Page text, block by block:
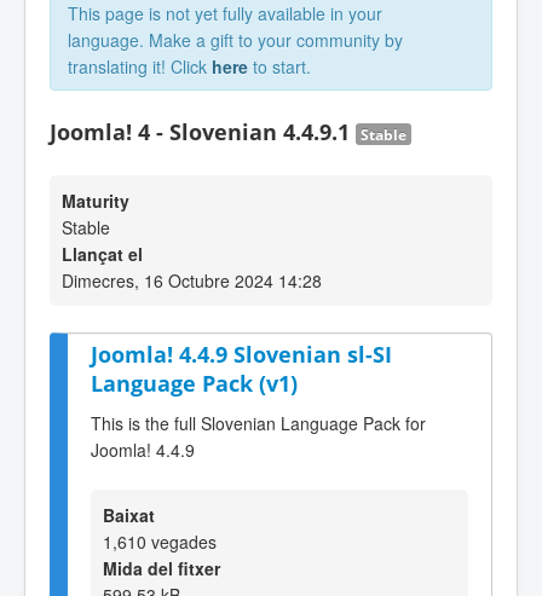
This page is not yet fully available in your
language. Make a gift to your community by
translating it! Click here to start.
Joomla! 4 - Slovenian 4.4.9.1 Stable
Maturity
Stable
Llançat el
Dimecres, 16 Octubre 2024 14:28
Joomla! 4.4.9 Slovenian sl-SI
Language Pack (v1)
This is the full Slovenian Language Pack for
Joomla! 4.4.9
Baixat
1,610 vegades
Mida del fitxer